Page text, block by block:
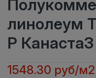
линолеум
Р
1548.30 руб/м2